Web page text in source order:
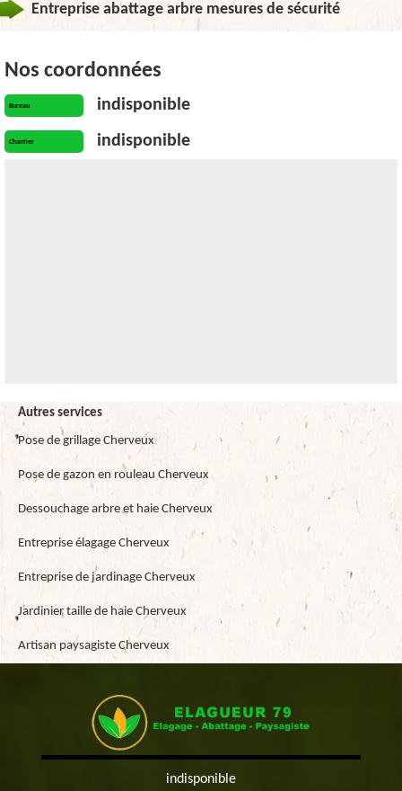
Entreprise abattage arbre mesures de sécurité
Nos coordonnées
Bureau indisponible
Chantier indisponible
Autres services
Pose de grillage Cherveux
Pose de gazon en rouleau Cherveux
Dessouchage arbre et haie Cherveux
Entreprise élagage Cherveux
Entreprise de jardinage Cherveux
Jardinier taille de haie Cherveux
Artisan paysagiste Cherveux
indisponible